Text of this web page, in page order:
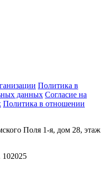
Политика в
данных Согласие на
Политика в отношении
Поля 1-я, дом 28, этаж
102025